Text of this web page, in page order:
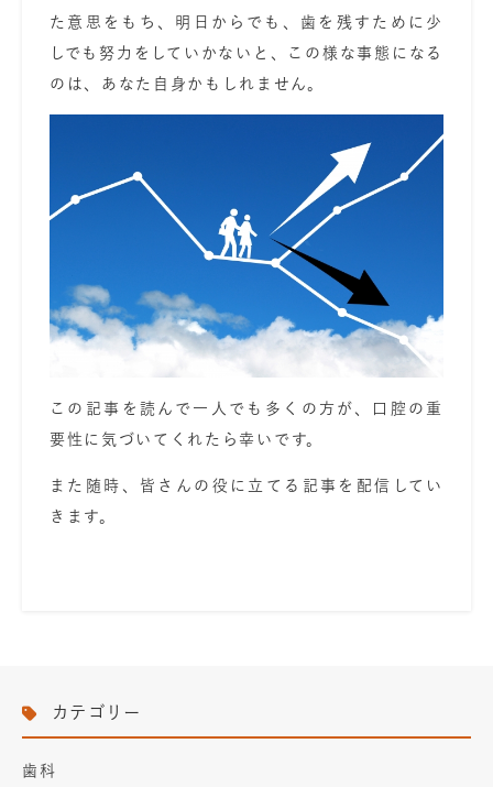
た意思をもち、明日からでも、歯を残すために少
しでも努力をしていかないと、この様な事態になる
のは、あなた自身かもしれません。
この記事を読んで一人でも多くの方が、口腔の重
要性に気づいてくれたら幸いです。
また随時、皆さんの役に立てる記事を配信してい
きます。
カテゴリー
歯科